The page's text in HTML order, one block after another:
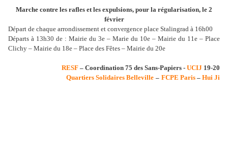
Marche contre les rafles et les expulsions, pour la régularisation, le 2
février
Départ de chaque arrondissement et convergence place Stalingrad à 16h00
Départs à 13h30 de : Mairie du 3e – Marie du 10e – Mairie du 11e – Place
Clichy – Mairie du 18e – Place des Fêtes – Mairie du 20e
RESF – Coordination 75 des Sans-Papiers - UCIJ 19-20
Quartiers Solidaires Belleville – FCPE Paris – Hui Ji